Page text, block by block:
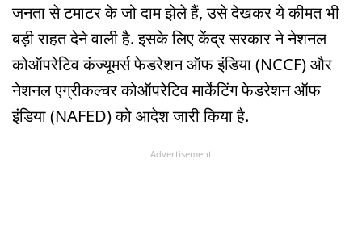
जनता से टमाटर के जो दाम झेले हैं, उसे देखकर ये कीमत भी
बड़ी राहत देने वाली है. इसके लिए केंद्र सरकार ने नेशनल
कोऑपरेटिव कंज्यूमर्स फेडरेशन ऑफ इंडिया (NCCF) और
नेशनल एग्रीकल्चर कोऑपरेटिव मार्केटिंग फेडरेशन ऑफ
इंडिया (NAFED) को आदेश जारी किया है.
Advertisement